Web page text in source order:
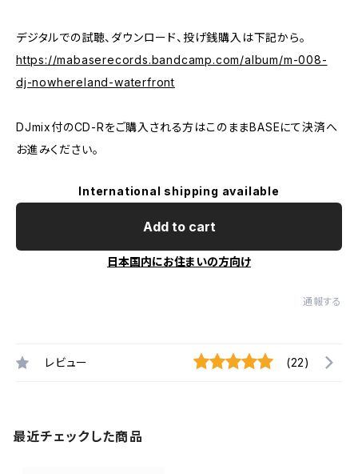
デジタルでの試聴、ダウンロード、投げ銭購入は下記から。
https://mabaserecords.bandcamp.com/album/m-008-
dj-nowhereland-waterfront
DJmix付のCD-Rをご購入される方はこのままBASEにて決済へ
お進みください。
International shipping available
Add to cart
日本国内にお住まいの方向け
通報する
レビュー (22)
最近チェックした商品